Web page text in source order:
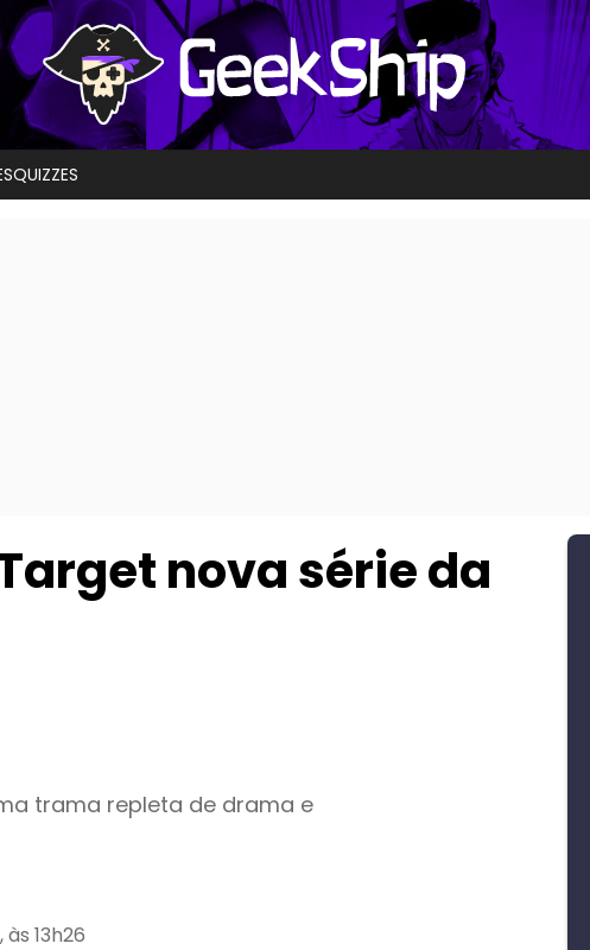
QUIZZES
nova série da
trama repleta de drama e
13h26